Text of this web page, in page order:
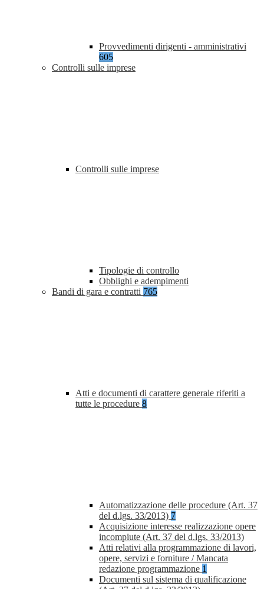
Provvedimenti dirigenti - amministrativi
605
Controlli sulle imprese
Controlli sulle imprese
Tipologie di controllo
Obblighi e adempimenti
Bandi di gara e contratti 765
Atti e documenti di carattere generale riferiti a
tutte le procedure 8
Automatizzazione delle procedure (Art. 37
del d.lgs. 33/2013) 7
Acquisizione interesse realizzazione opere
incompiute (Art. 37 del d.lgs. 33/2013)
Atti relativi alla programmazione di lavori,
opere, servizi e forniture / Mancata
redazione programmazione 1
Documenti sul sistema di qualificazione